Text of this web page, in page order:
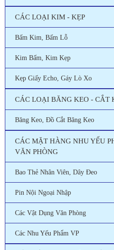
CÁC LOẠI KIM - KẸP
Bấm Kim, Bấm Lỗ
Kim Bấm, Kim Kẹp
Kẹp Giấy Echo, Gáy Lò Xo
CÁC LOẠI BĂNG KEO - CẮT
Băng Keo, Đồ Cắt Băng Keo
CÁC MẶT HÀNG NHU YẾU
VĂN PHÒNG
Bao Thẻ Nhân Viên, Dây Đeo
Pin Nội Ngoại Nhập
Các Vật Dụng Văn Phòng
Các Nhu Yếu Phẩm VP